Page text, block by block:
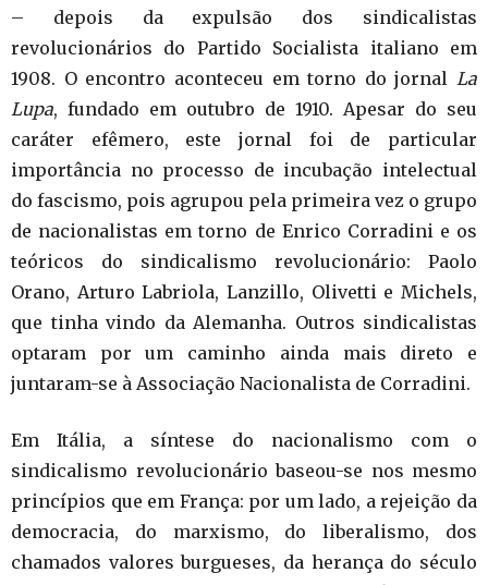
– depois da expulsão dos sindicalistas
revolucionários do Partido Socialista italiano em
1908. O encontro aconteceu em torno do jornal La
Lupa, fundado em outubro de 1910. Apesar do seu
caráter efêmero, este jornal foi de particular
importância no processo de incubação intelectual
do fascismo, pois agrupou pela primeira vez o grupo
de nacionalistas em torno de Enrico Corradini e os
teóricos do sindicalismo revolucionário: Paolo
Orano, Arturo Labriola, Lanzillo, Olivetti e Michels,
que tinha vindo da Alemanha. Outros sindicalistas
optaram por um caminho ainda mais direto e
juntaram-se à Associação Nacionalista de Corradini.
Em Itália, a síntese do nacionalismo com o
sindicalismo revolucionário baseou-se nos mesmo
princípios que em França: por um lado, a rejeição da
democracia, do marxismo, do liberalismo, dos
chamados valores burgueses, da herança do século